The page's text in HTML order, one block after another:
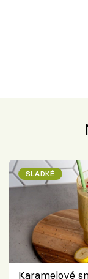
SLADKÉ
Karamelové